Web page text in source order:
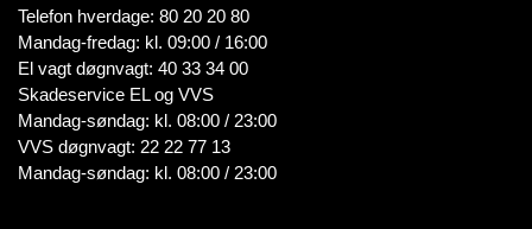
Telefon hverdage: 80 20 20 80
Mandag-fredag: kl. 09:00 / 16:00
El vagt døgnvagt: 40 33 34 00
Skadeservice EL og VVS
Mandag-søndag: kl. 08:00 / 23:00
VVS døgnvagt: 22 22 77 13
Mandag-søndag: kl. 08:00 / 23:00